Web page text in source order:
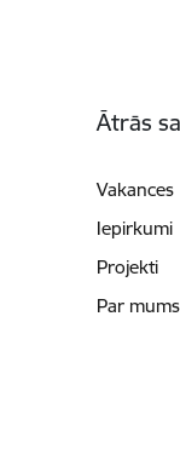
Ātrās
Vakances
Iepirkumi
Projekti
Par mums